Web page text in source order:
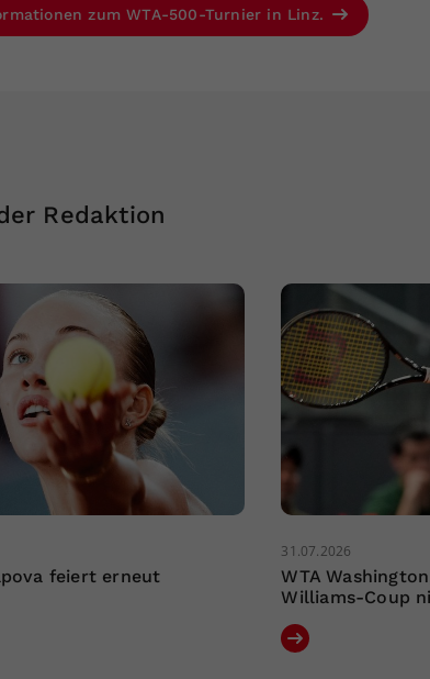
zum WTA-500-Turnier in Linz.
Redaktion
feiert erneut
31.07.2026
WTA
Williams-Coup